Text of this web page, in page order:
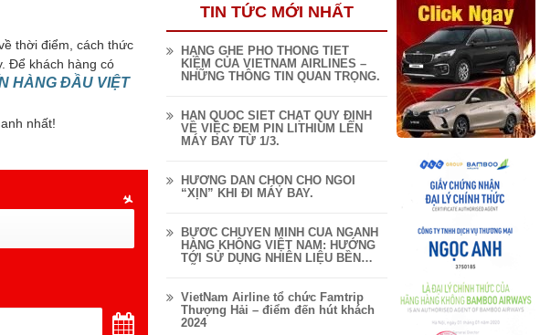
thời điểm, cách thức
Để khách hàng có
HÀNG ĐẦU VIỆT
nhất!
TIN TỨC MỚI NHẤT
HẠNG GHẾ PHỔ THÔNG TIẾT
KIỆM CỦA VIETNAM AIRLINES –
NHỮNG THÔNG TIN QUAN TRỌNG.
HÀN QUỐC SIẾT CHẶT QUY ĐỊNH
VỀ VIỆC ĐEM PIN LITHIUM LÊN
MÁY BAY TỪ 1/3.
HƯỚNG DẪN CHỌN CHỖ NGỒI
“XỊN” KHI ĐI MÁY BAY.
BƯỚC CHUYỂN MÌNH CỦA NGÀNH
HÀNG KHÔNG VIỆT NAM: HƯỚNG
TỚI SỬ DỤNG NHIÊN LIỆU BỀN
VietNam Airline tổ chức Famtrip
Thượng Hải – điểm đến hút khách
2024